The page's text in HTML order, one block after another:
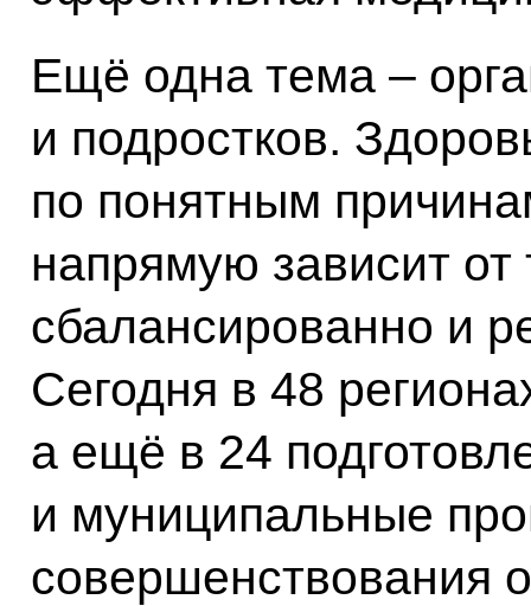
Ещё одна тема –
и подростков.
по понятным
напрямую зависит от
сбалансированно и
Сегодня в 48
а ещё в 24
и муниципальные
совершенствования